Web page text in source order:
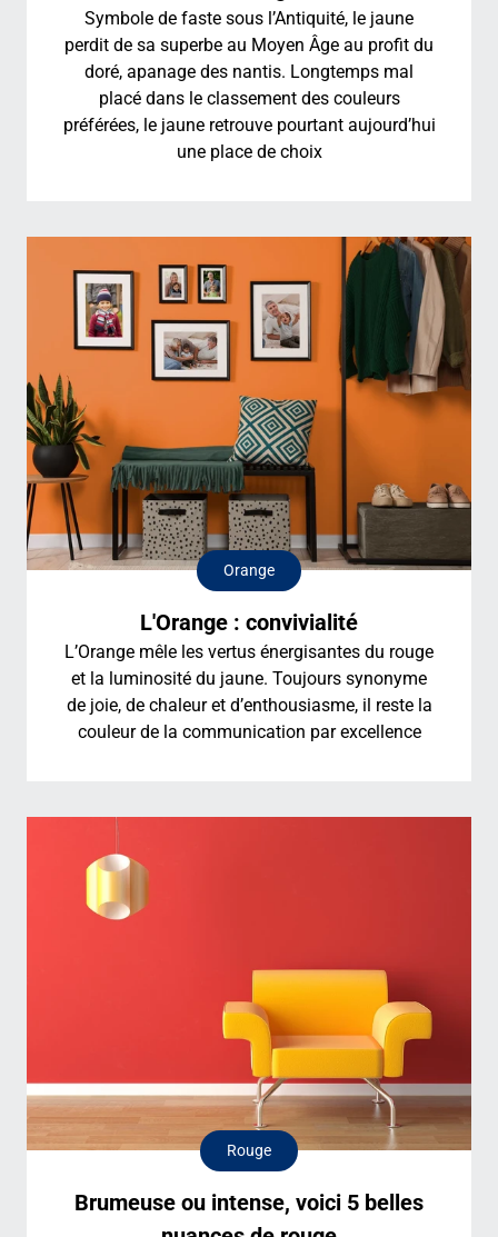
Symbole de faste sous l’Antiquité, le jaune
perdit de sa superbe au Moyen Âge au profit du
doré, apanage des nantis. Longtemps mal
placé dans le classement des couleurs
préférées, le jaune retrouve pourtant aujourd’hui
une place de choix
L'Orange : convivialité
Orange
L’Orange mêle les vertus énergisantes du rouge
et la luminosité du jaune. Toujours synonyme
de joie, de chaleur et d’enthousiasme, il reste la
couleur de la communication par excellence
Brumeuse ou intense, voici 5 belles
Rouge